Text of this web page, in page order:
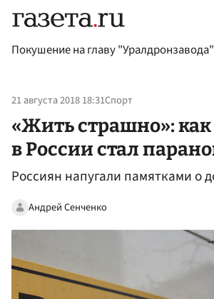
Покушение на главу "Уралдронзавода"
21 августа 2018 18:31Спорт
«Жить страшно»:
в России стал
Россиян напугали памятками о
Андрей Сенченко